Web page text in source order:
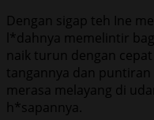
Dengan sigap teh Ine
l*dahnya memelintir
naik turun dengan
tangannya dan
merasa melayang di
h*sapannya.